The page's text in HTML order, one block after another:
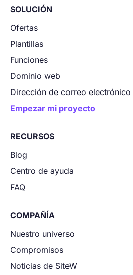
SOLUCIÓN
Ofertas
Plantillas
Funciones
Dominio web
Dirección de correo
Empezar mi proyecto
RECURSOS
Blog
Centro de ayuda
FAQ
COMPAÑÍA
Nuestro universo
Compromisos
Noticias de SiteW